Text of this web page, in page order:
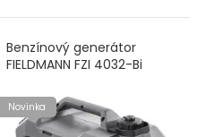
Benzínový generátor
FIELDMANN FZI 4032-Bi
Novinka